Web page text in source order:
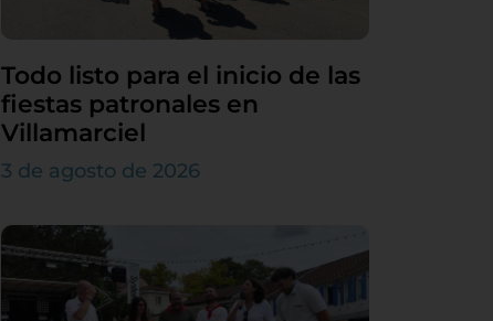
Todo listo para el inicio de las
fiestas patronales en
Villamarciel
3 de agosto de 2026